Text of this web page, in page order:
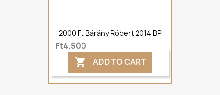
2000 Ft Bárány Róbert 2014 BP
Ft4,500
 ADD TO CART